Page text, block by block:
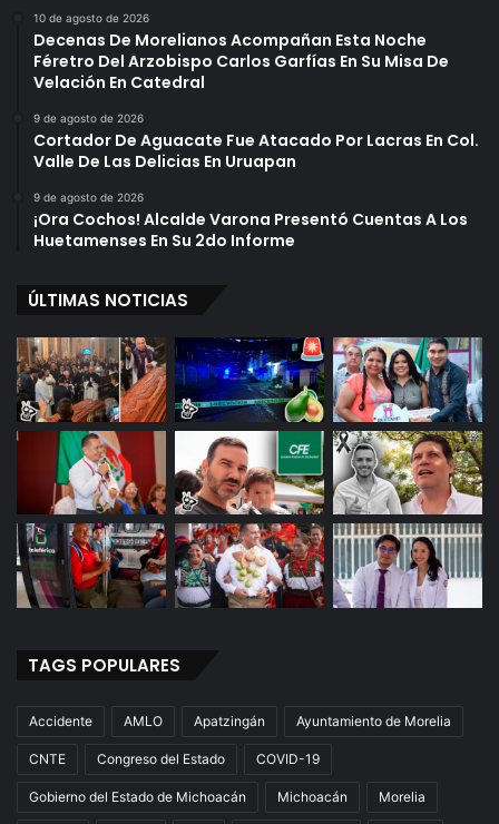
10 de agosto de 2026
Decenas De Morelianos Acompañan Esta Noche
Féretro Del Arzobispo Carlos Garfías En Su Misa De
Velación En Catedral
9 de agosto de 2026
Cortador De Aguacate Fue Atacado Por Lacras En Col.
Valle De Las Delicias En Uruapan
9 de agosto de 2026
¡Ora Cochos! Alcalde Varona Presentó Cuentas A Los
Huetamenses En Su 2do Informe
ÚLTIMAS NOTICIAS
TAGS POPULARES
Accidente AMLO Apatzingán Ayuntamiento de Morelia
CNTE Congreso del Estado COVID-19
Gobierno del Estado de Michoacán Michoacán Morelia